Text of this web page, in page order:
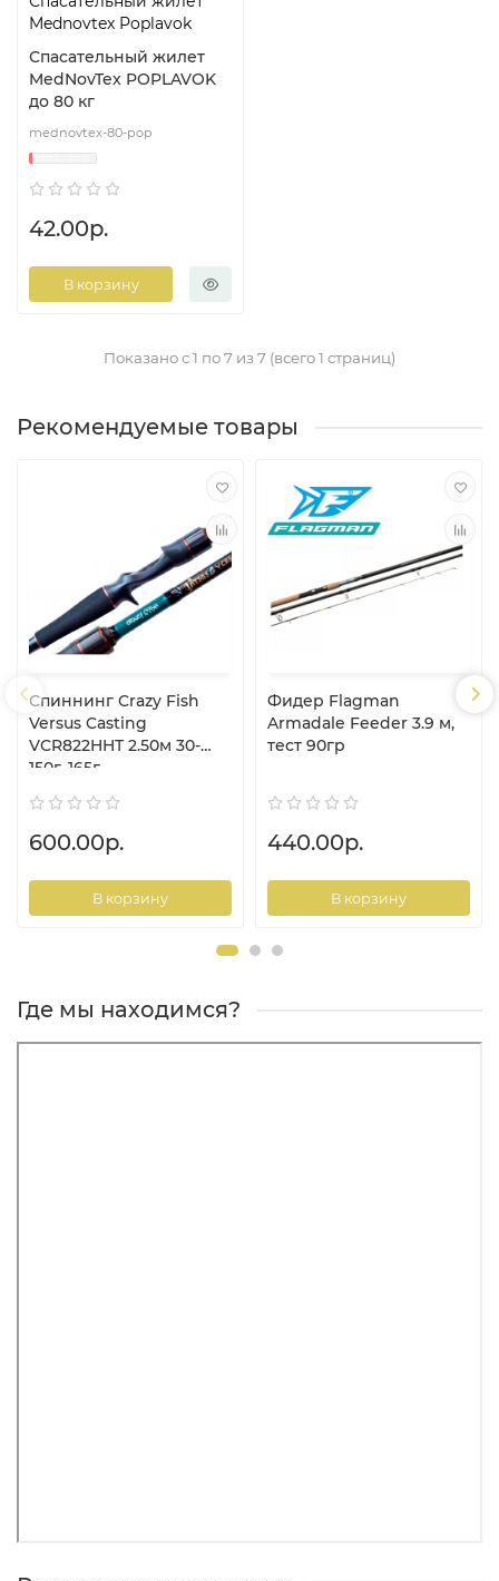
Mednovtex Poplavok
Спасательный жилет
MedNovTex POPLAVOK
до 80 кг
mednovtex-80-pop
42.00р.
В корзину
Показано с 1 по 7 из 7 (всего 1 страниц)
Рекомендуемые товары
Спиннинг Crazy Fish
Versus Casting
VCR822HHT 2.50м 30-
150г, 165г
600.00р.
В корзину
Фидер Flagman
Armadale Feeder 3.9 м,
тест 90гр
440.00р.
В корзину
Где мы находимся?